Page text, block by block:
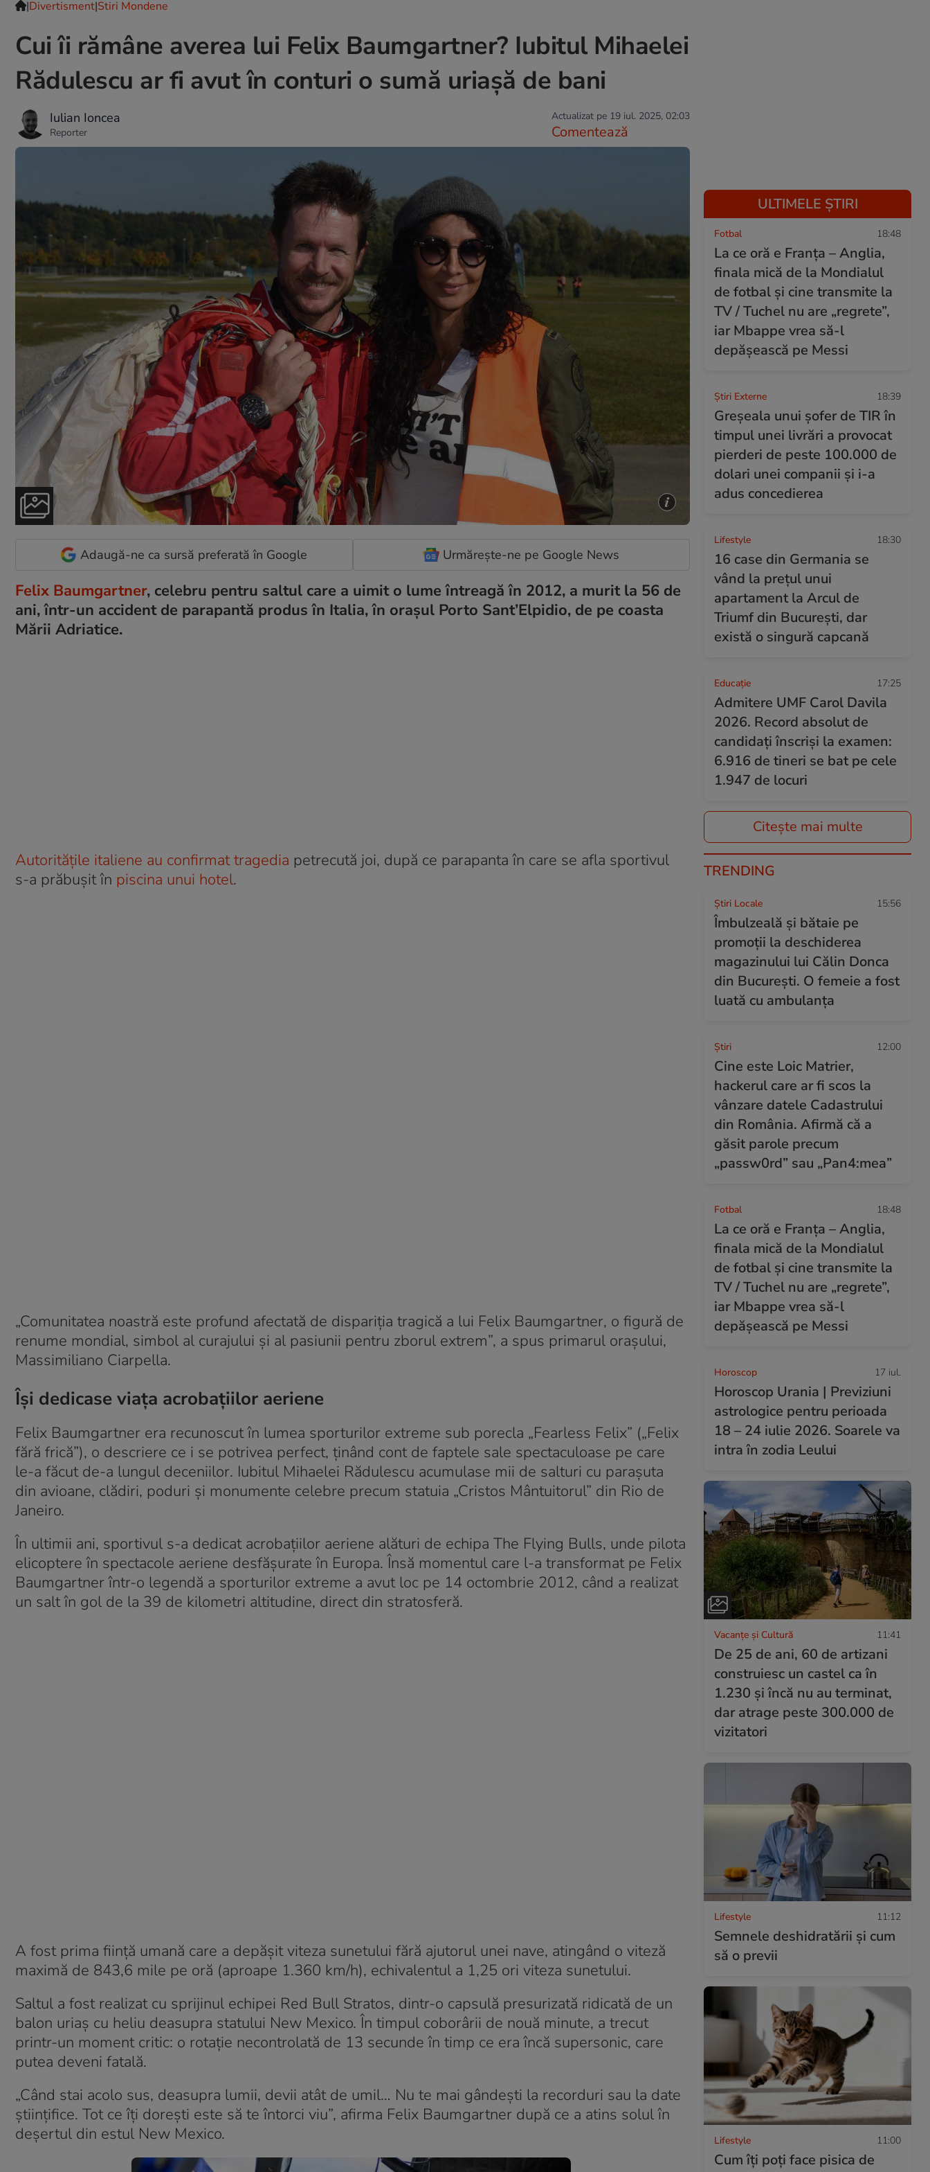
|Divertisment|Stiri Mondene
Cui îi rămâne averea lui Felix Baumgartner? Iubitul Mihaelei
Rădulescu ar fi avut în conturi o sumă uriașă de bani
Iulian Ioncea
Reporter
Actualizat pe 19 iul. 2025, 02:03
Comentează
Adaugă-ne ca sursă preferată în Google Urmărește-ne pe Google News
Felix Baumgartner, celebru pentru saltul care a uimit o lume întreagă în 2012, a murit la 56 de
ani, într-un accident de parapantă produs în Italia, în orașul Porto Sant’Elpidio, de pe coasta
Mării Adriatice.
Autoritățile italiene au confirmat tragedia petrecută joi, după ce parapanta în care se afla sportivul
s-a prăbușit în piscina unui hotel.
„Comunitatea noastră este profund afectată de dispariția tragică a lui Felix Baumgartner, o figură de
renume mondial, simbol al curajului și al pasiunii pentru zborul extrem”, a spus primarul orașului,
Massimiliano Ciarpella.
Își dedicase viața acrobațiilor aeriene
Felix Baumgartner era recunoscut în lumea sporturilor extreme sub porecla „Fearless Felix” („Felix
fără frică”), o descriere ce i se potrivea perfect, ținând cont de faptele sale spectaculoase pe care
le-a făcut de-a lungul deceniilor. Iubitul Mihaelei Rădulescu acumulase mii de salturi cu parașuta
din avioane, clădiri, poduri și monumente celebre precum statuia „Cristos Mântuitorul” din Rio de
Janeiro.
În ultimii ani, sportivul s-a dedicat acrobațiilor aeriene alături de echipa The Flying Bulls, unde pilota
elicoptere în spectacole aeriene desfășurate în Europa. Însă momentul care l-a transformat pe Felix
Baumgartner într-o legendă a sporturilor extreme a avut loc pe 14 octombrie 2012, când a realizat
un salt în gol de la 39 de kilometri altitudine, direct din stratosferă.
A fost prima ființă umană care a depășit viteza sunetului fără ajutorul unei nave, atingând o viteză
maximă de 843,6 mile pe oră (aproape 1.360 km/h), echivalentul a 1,25 ori viteza sunetului.
Saltul a fost realizat cu sprijinul echipei Red Bull Stratos, dintr-o capsulă presurizată ridicată de un
balon uriaș cu heliu deasupra statului New Mexico. În timpul coborârii de nouă minute, a trecut
printr-un moment critic: o rotație necontrolată de 13 secunde în timp ce era încă supersonic, care
putea deveni fatală.
„Când stai acolo sus, deasupra lumii, devii atât de umil… Nu te mai gândești la recorduri sau la date
științifice. Tot ce îți dorești este să te întorci viu”, afirma Felix Baumgartner după ce a atins solul în
deșertul din estul New Mexico.
ULTIMELE ȘTIRI
Fotbal 18:48
La ce oră e Franța – Anglia,
finala mică de la Mondialul
de fotbal și cine transmite la
TV / Tuchel nu are „regrete”,
iar Mbappe vrea să-l
depășească pe Messi
Știri Externe 18:39
Greșeala unui șofer de TIR în
timpul unei livrări a provocat
pierderi de peste 100.000 de
dolari unei companii și i-a
adus concedierea
Lifestyle 18:30
16 case din Germania se
vând la prețul unui
apartament la Arcul de
Triumf din București, dar
există o singură capcană
Educație 17:25
Admitere UMF Carol Davila
2026. Record absolut de
candidați înscriși la examen:
6.916 de tineri se bat pe cele
1.947 de locuri
Citește mai multe
TRENDING
Știri Locale 15:56
Îmbulzeală și bătaie pe
promoții la deschiderea
magazinului lui Călin Donca
din București. O femeie a fost
luată cu ambulanța
Ştiri 12:00
Cine este Loic Matrier,
hackerul care ar fi scos la
vânzare datele Cadastrului
din România. Afirmă că a
găsit parole precum
„passw0rd” sau „Pan4:mea”
Fotbal 18:48
La ce oră e Franța – Anglia,
finala mică de la Mondialul
de fotbal și cine transmite la
TV / Tuchel nu are „regrete”,
iar Mbappe vrea să-l
depășească pe Messi
Horoscop 17 iul.
Horoscop Urania | Previziuni
astrologice pentru perioada
18 – 24 iulie 2026. Soarele va
intra în zodia Leului
Vacanțe și Cultură 11:41
De 25 de ani, 60 de artizani
construiesc un castel ca în
1.230 și încă nu au terminat,
dar atrage peste 300.000 de
vizitatori
Lifestyle 11:12
Semnele deshidratării și cum
să o previi
Lifestyle 11:00
Cum îți poți face pisica de